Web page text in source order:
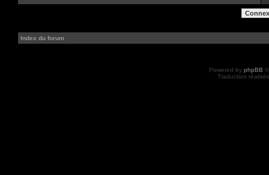
Index du forum
Powered by phpBB
Traduction